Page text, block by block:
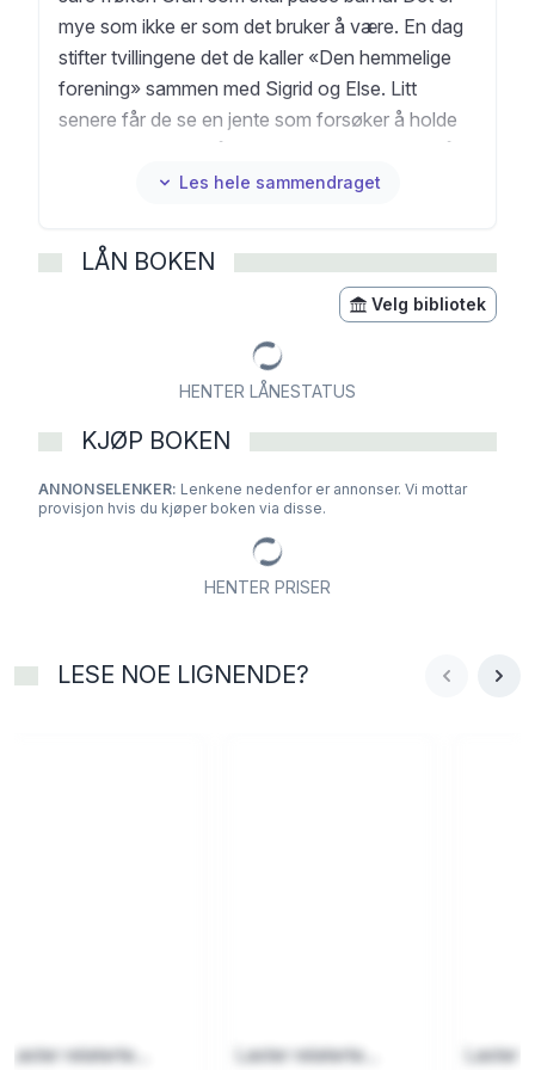
mye som ikke er som det bruker å være. En dag
stifter tvillingene det de kaller «Den hemmelige
forening» sammen med Sigrid og Else. Litt
senere får de se en jente som forsøker å holde
Trollungene på ferde kom ut første gang i 1929
Norge på slutten av 1920-tallet.
Les hele sammendraget
LÅN BOKEN
Velg bibliotek
HENTER LÅNESTATUS
KJØP BOKEN
ANNONSELENKER: Lenkene nedenfor er annonser. Vi mottar
provisjon hvis du kjøper boken via disse.
HENTER PRISER
LESE NOE LIGNENDE?
Laster relaterte... Laster relaterte... Laster